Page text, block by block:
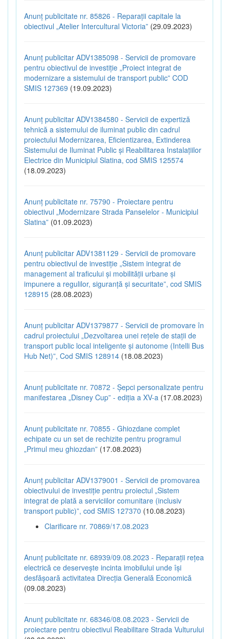
Anunț publicitate nr. 85826 - Reparații capitale la
obiectivul „Atelier Intercultural Victoria” (29.09.2023)
Anunț publicitar ADV1385098 - Servicii de promovare
pentru obiectivul de investiție „Proiect integrat de
modernizare a sistemului de transport public” COD
SMIS 127369 (19.09.2023)
Anunț publicitar ADV1384580 - Servicii de expertiză
tehnică a sistemului de iluminat public din cadrul
proiectului Modernizarea, Eficientizarea, Extinderea
Sistemului de Iluminat Public și Reabilitarea Instalațiilor
Electrice din Municipiul Slatina, cod SMIS 125574
(18.09.2023)
Anunț publicitate nr. 75790 - Proiectare pentru
obiectivul „Modernizare Strada Panselelor - Municipiul
Slatina” (01.09.2023)
Anunț publicitar ADV1381129 - Servicii de promovare
pentru obiectivul de investiție „Sistem integrat de
management al traficului și mobilității urbane și
impunere a regulilor, siguranță și securitate”, cod SMIS
128915 (28.08.2023)
Anunț publicitar ADV1379877 - Servicii de promovare în
cadrul proiectului „Dezvoltarea unei rețele de stații de
transport public local inteligente și autonome (Intelli Bus
Hub Net)”, Cod SMIS 128914 (18.08.2023)
Anunț publicitate nr. 70872 - Șepci personalizate pentru
manifestarea „Disney Cup” - ediția a XV-a (17.08.2023)
Anunț publicitate nr. 70855 - Ghiozdane complet
echipate cu un set de rechizite pentru programul
„Primul meu ghiozdan” (17.08.2023)
Anunț publicitar ADV1379001 - Servicii de promovarea
obiectivului de investiție pentru proiectul „Sistem
integrat de plată a serviciilor comunitare (inclusiv
transport public)”, cod SMIS 127370 (10.08.2023)
Clarificare nr. 70869/17.08.2023
Anunț publicitate nr. 68939/09.08.2023 - Reparații rețea
electrică ce deservește incinta imobilului unde își
desfășoară activitatea Direcția Generală Economică
(09.08.2023)
Anunț publicitate nr. 68346/08.08.2023 - Servicii de
proiectare pentru obiectivul Reabilitare Strada Vulturului